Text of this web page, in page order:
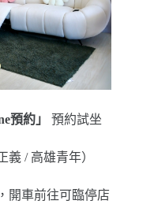
預約」 預約試坐
義 / 高雄青年）
開車前往可臨停店